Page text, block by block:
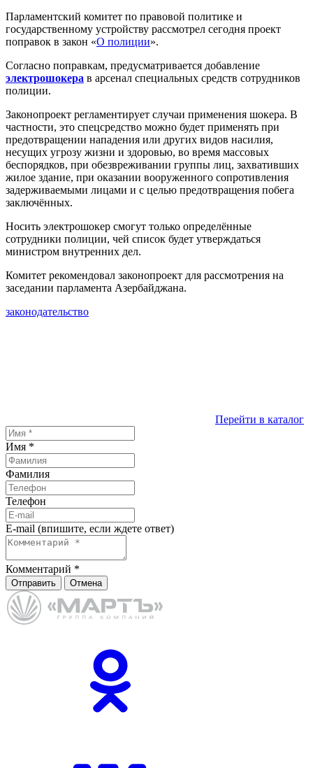
Парламентский комитет по правовой политике и
государственному устройству рассмотрел сегодня проект
поправок в закон «О полиции».
Согласно поправкам, предусматривается добавление
электрошокера в арсенал специальных средств сотрудников
полиции.
Законопроект регламентирует случаи применения шокера. В
частности, это спецсредство можно будет применять при
предотвращении нападения или других видов насилия,
несущих угрозу жизни и здоровью, во время массовых
беспорядков, при обезвреживании группы лиц, захвативших
жилое здание, при оказании вооруженного сопротивления
задерживаемыми лицами и с целью предотвращения побега
заключённых.
Носить электрошокер смогут только определённые
сотрудники полиции, чей список будет утверждаться
министром внутренних дел.
Комитет рекомендовал законопроект для рассмотрения на
заседании парламента Азербайджана.
законодательство
Перейти в каталог
Имя *
Фамилия
Телефон
E-mail (впишите, если ждете ответ)
Комментарий *
Отправить Отмена